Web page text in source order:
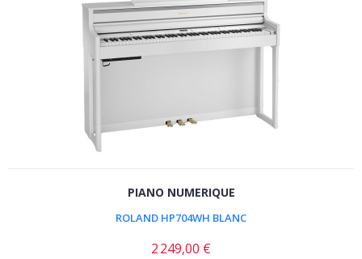
PIANO NUMERIQUE
ROLAND HP704WH BLANC
2 249,00 €